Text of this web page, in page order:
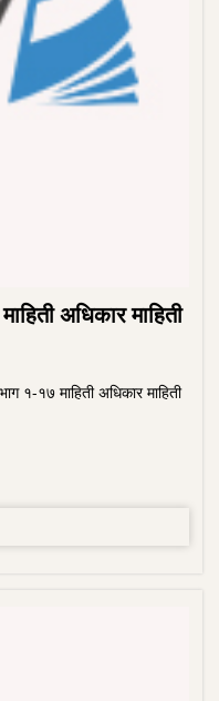
अधिकार माहिती
१-१७ माहिती अधिकार माहिती